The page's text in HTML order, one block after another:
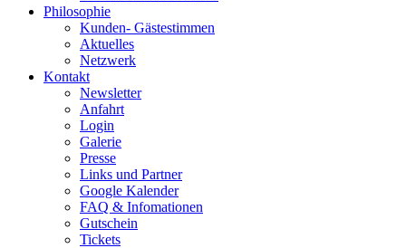
Philosophie
Kunden- Gästestimmen
Aktuelles
Netzwerk
Kontakt
Newsletter
Anfahrt
Login
Galerie
Presse
Links und Partner
Google Kalender
FAQ & Infomationen
Gutschein
Tickets